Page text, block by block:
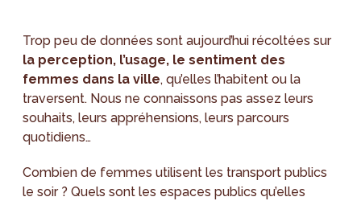
Trop peu de données sont aujourd’hui récoltées sur
la perception, l’usage, le sentiment des
femmes dans la ville, qu’elles l’habitent ou la
traversent. Nous ne connaissons pas assez leurs
souhaits, leurs appréhensions, leurs parcours
quotidiens…
Combien de femmes utilisent les transport publics
le soir ? Quels sont les espaces publics qu’elles